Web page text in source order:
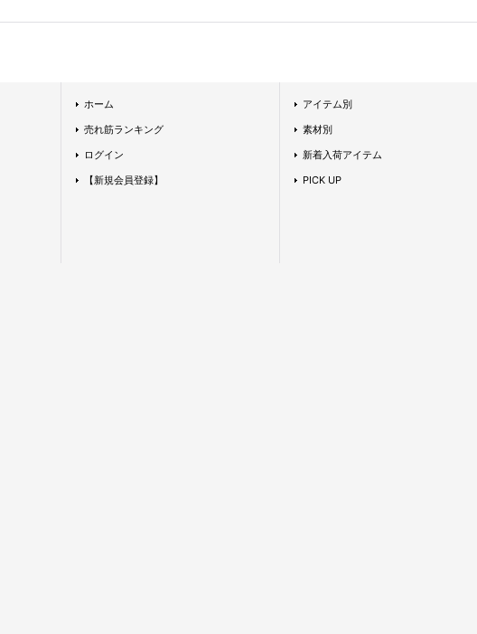
ホーム
売れ筋ランキング
ログイン
【新規会員登録】
アイテム別
素材別
新着入荷アイテム
PICK UP